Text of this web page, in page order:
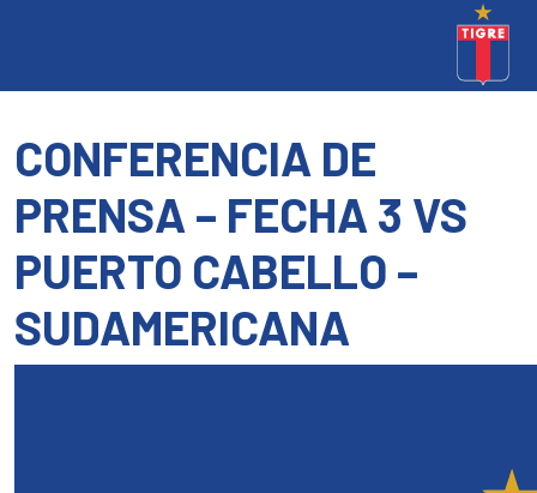
CONFERENCIA DE
PRENSA – FECHA 3 VS
PUERTO CABELLO –
SUDAMERICANA